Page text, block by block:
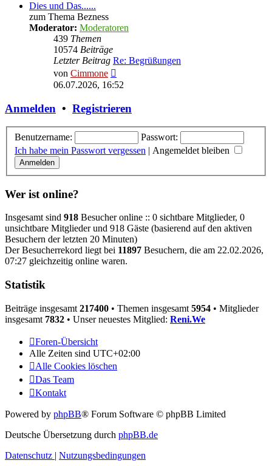
Dies und Das......
zum Thema Bezness
Moderator: Moderatoren
439 Themen
10574 Beiträge
Letzter Beitrag Re: Begrüßungen
von Cimmone
Beitrag
06.07.2026, 16:52
Anmelden • Registrieren
Benutzername:
Passwort:
Ich habe mein Passwort vergessen | Angemeldet bleiben
Wer ist online?
Insgesamt sind 918 Besucher online :: 0 sichtbare Mitglieder, 0
unsichtbare Mitglieder und 918 Gäste (basierend auf den aktiven
Besuchern der letzten 20 Minuten)
Der Besucherrekord liegt bei 11897 Besuchern, die am 22.02.2026,
07:27 gleichzeitig online waren.
Statistik
Beiträge insgesamt 217400 • Themen insgesamt 5954 • Mitglieder
insgesamt 7832 • Unser neuestes Mitglied: Reni.We
Foren-Übersicht
Alle Zeiten sind UTC+02:00
Alle Cookies löschen
Das Team
Kontakt
Powered by phpBB® Forum Software © phpBB Limited
Deutsche Übersetzung durch phpBB.de
Datenschutz | Nutzungsbedingungen